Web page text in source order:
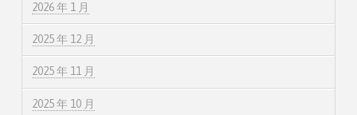
2026 年 1 月
2025 年 12 月
2025 年 11 月
2025 年 10 月